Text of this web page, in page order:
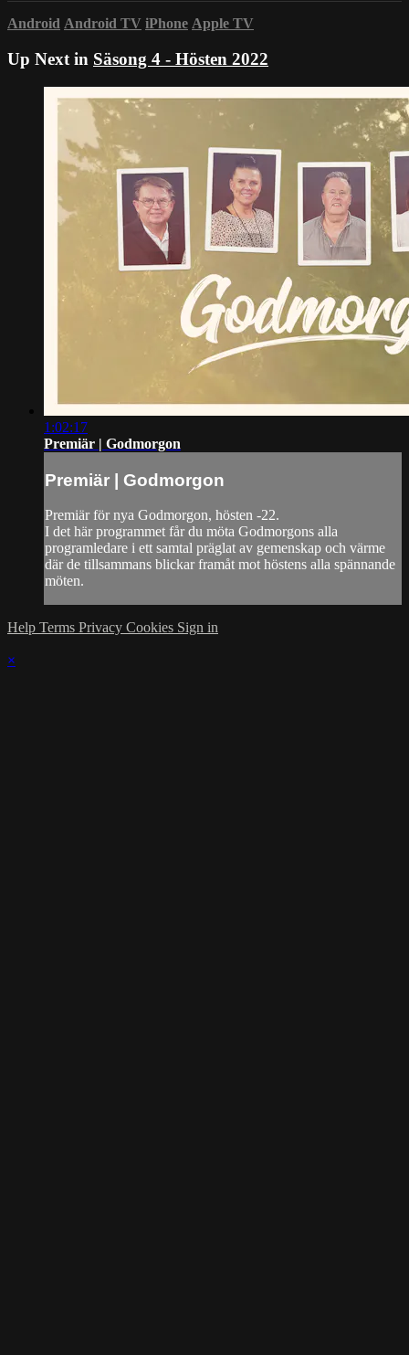
Android Android TV iPhone Apple TV
Up Next in Säsong 4 - Hösten 2022
1:02:17
Premiär | Godmorgon
Premiär | Godmorgon
Premiär för nya Godmorgon, hösten -22.
I det här programmet får du möta Godmorgons alla
programledare i ett samtal präglat av gemenskap och värme
där de tillsammans blickar framåt mot höstens alla spännande
möten.
Help Terms Privacy Cookies Sign in
×